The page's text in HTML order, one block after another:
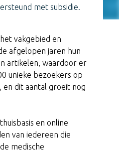
met subsidie.
vakgebied en
afgelopen jaren hun
artikelen, waardoor er
unieke bezoekers op
en dit aantal groeit nog
en online
van iedereen die
medische